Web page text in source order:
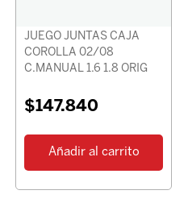
JUEGO JUNTAS CAJA
COROLLA 02/08
C.MANUAL 1.6 1.8 ORIG
$147.840
Añadir al carrito